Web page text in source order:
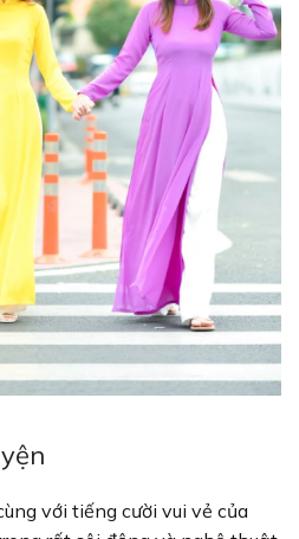
với tiếng cười vui vẻ của